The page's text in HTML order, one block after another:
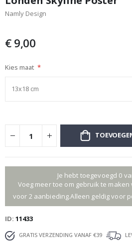
het
begin
afbeeldingen-
Namly Design
€ 9,00
Kies maat
Je hebt toegevoegd 0
Voeg meer toe om gebruik te
voor 2 aanbieding.Alleen geldig voor
ID 11433
GRATIS VERZENDING VANAF €39